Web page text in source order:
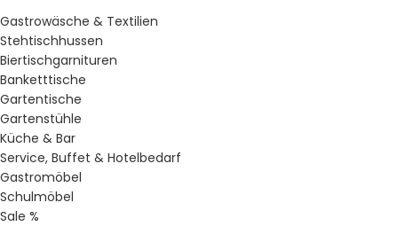
Gastrowäsche & Textilien
Stehtischhussen
Biertischgarnituren
Banketttische
Gartentische
Gartenstühle
Küche & Bar
Service, Buffet & Hotelbedarf
Gastromöbel
Schulmöbel
Sale %